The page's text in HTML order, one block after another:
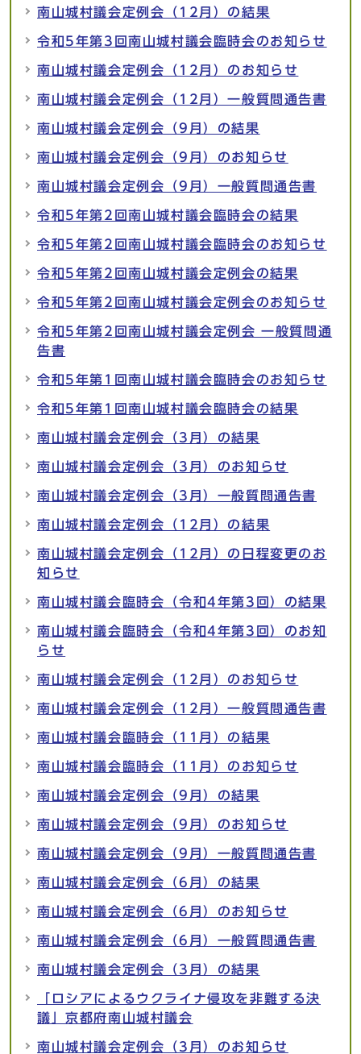
南山城村議会定例会（12月）の結果
令和5年第3回南山城村議会臨時会のお知らせ
南山城村議会定例会（12月）のお知らせ
南山城村議会定例会（12月）一般質問通告書
南山城村議会定例会（9月）の結果
南山城村議会定例会（9月）のお知らせ
南山城村議会定例会（9月）一般質問通告書
令和5年第2回南山城村議会臨時会の結果
令和5年第2回南山城村議会臨時会のお知らせ
令和5年第2回南山城村議会定例会の結果
令和5年第2回南山城村議会定例会のお知らせ
令和5年第2回南山城村議会定例会 一般質問通
告書
令和5年第1回南山城村議会臨時会のお知らせ
令和5年第1回南山城村議会臨時会の結果
南山城村議会定例会（3月）の結果
南山城村議会定例会（3月）のお知らせ
南山城村議会定例会（3月）一般質問通告書
南山城村議会定例会（12月）の結果
南山城村議会定例会（12月）の日程変更のお
知らせ
南山城村議会臨時会（令和4年第3回）の結果
南山城村議会臨時会（令和4年第3回）のお知
らせ
南山城村議会定例会（12月）のお知らせ
南山城村議会定例会（12月）一般質問通告書
南山城村議会臨時会（11月）の結果
南山城村議会臨時会（11月）のお知らせ
南山城村議会定例会（9月）の結果
南山城村議会定例会（9月）のお知らせ
南山城村議会定例会（9月）一般質問通告書
南山城村議会定例会（6月）の結果
南山城村議会定例会（6月）のお知らせ
南山城村議会定例会（6月）一般質問通告書
南山城村議会定例会（3月）の結果
「ロシアによるウクライナ侵攻を非難する決
議」京都府南山城村議会
南山城村議会定例会（3月）のお知らせ